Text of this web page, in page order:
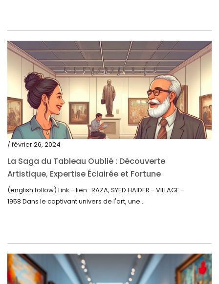
septembre 2021
août 2021
juillet 2021
juin 2021
mai 2021
avril 2021
mars 2021
janvier 2021
décembre 2020
novembre 2020
septembre 2020
juillet 2020
juin 2020
/ février 26, 2024
La Saga du Tableau Oublié : Découverte
Artistique, Expertise Éclairée et Fortune
Inattendue
(english follow) Link - lien : RAZA, SYED HAIDER - VILLAGE -
1958 Dans le captivant univers de l'art, une...